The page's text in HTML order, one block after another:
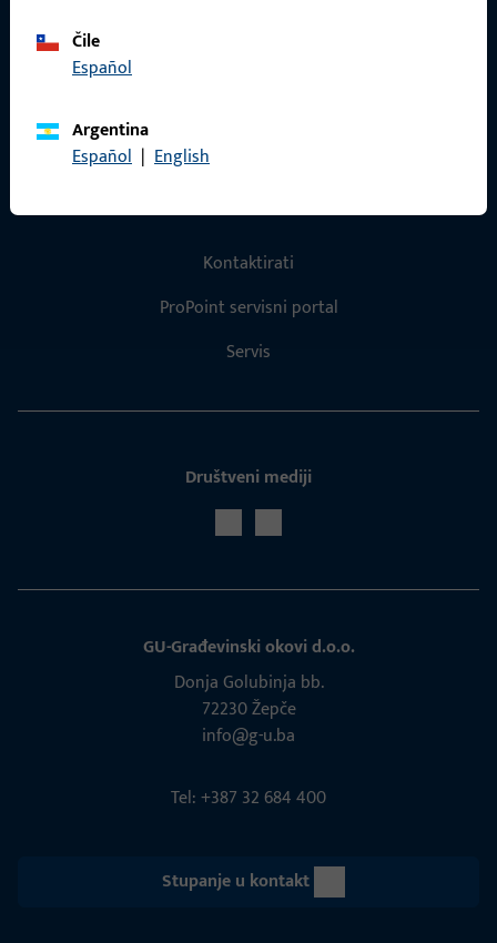
Čile
Español
Argentina
Español | English
Kontakt
Kontaktirati
ProPoint servisni portal
Servis
Društveni mediji
GU-Građevinski okovi d.o.o.
Donja Golubinja bb.
72230 Žepče
info@g-u.ba
Tel: +387 32 684 400
Stupanje u kontakt